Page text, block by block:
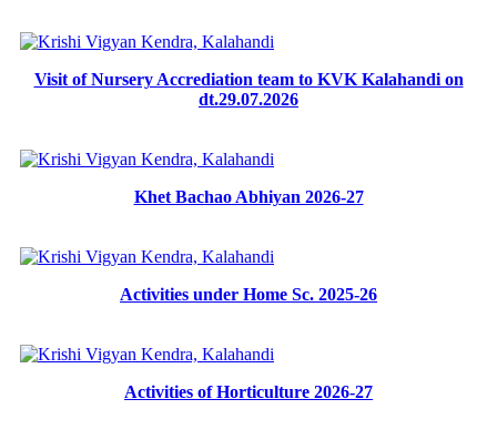
Visit of Nursery Accrediation team to KVK Kalahandi on
dt.29.07.2026
Khet Bachao Abhiyan 2026-27
Activities under Home Sc. 2025-26
Activities of Horticulture 2026-27